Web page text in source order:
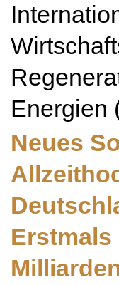
Energien
Neues
Erstmals